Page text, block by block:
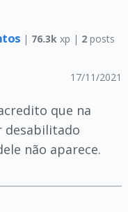
| 76.3k xp | 2posts
17/11/2021
que na
desabilitado
não aparece.